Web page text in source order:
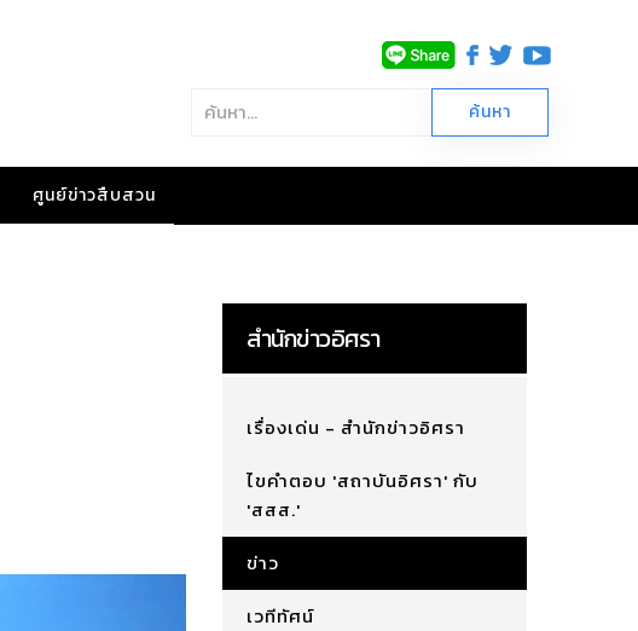
ศูนย์ข่าวสืบสวน
สำนักข่าวอิศรา
เรื่องเด่น - สำนักข่าวอิศรา
ไขคำตอบ 'สถาบันอิศรา' กับ
'สสส.'
ข่าว
เวทีทัศน์